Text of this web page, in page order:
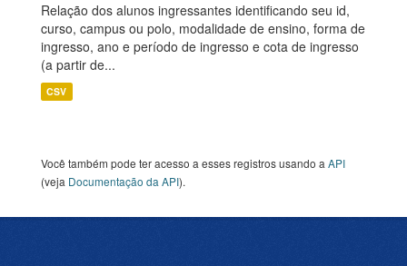
Relação dos alunos ingressantes identificando seu id,
curso, campus ou polo, modalidade de ensino, forma de
ingresso, ano e período de ingresso e cota de ingresso
(a partir de...
CSV
Você também pode ter acesso a esses registros usando a API
(veja Documentação da API).